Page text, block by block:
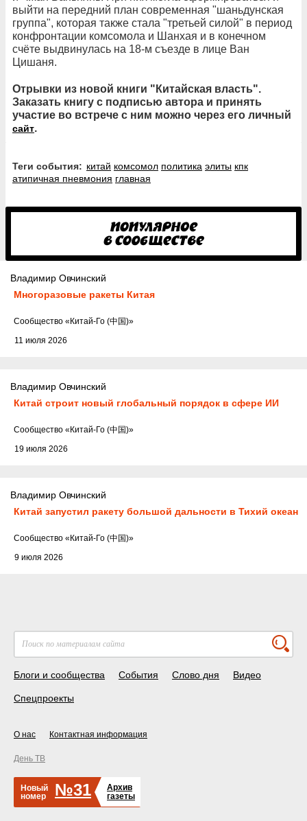
выйти на передний план современная "шаньдунская
группа", которая также стала "третьей силой" в период
конфронтации комсомола и Шанхая и в конечном
счёте выдвинулась на 18-м съезде в лице Ван
Цишаня.
Отрывки из новой книги "Китайская власть".
Заказать книгу с подписью автора и принять
участие во встрече с ним можно через его личный
сайт.
Теги события: китай комсомол политика элиты кпк
атипичная пневмония главная
Владимир Овчинский
Многоразовые ракеты Китая
11 июля 2026
Cообщество «Китай-Го (中国)»
Владимир Овчинский
Китай строит новый глобальный порядок в сфере ИИ
19 июля 2026
Cообщество «Китай-Го (中国)»
Владимир Овчинский
Китай запустил ракету большой дальности в Тихий океан
9 июля 2026
Cообщество «Китай-Го (中国)»
Блоги и сообщества События Слово дня Видео
Спецпроекты
О нас Контактная информация
День ТВ
Новый
номер
№31
Архив
газеты